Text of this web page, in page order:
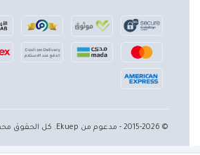
© 2015-2026 - مدعوم من Ekuep. كل الحقوق محفوظة